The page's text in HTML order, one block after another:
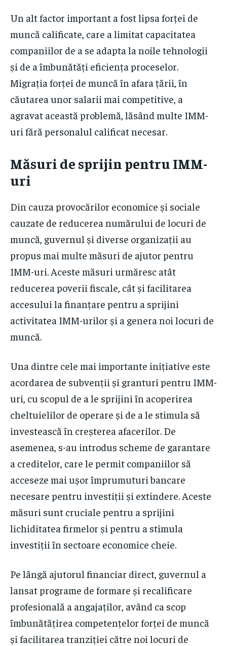
Un alt factor important a fost lipsa forței de
muncă calificate, care a limitat capacitatea
companiilor de a se adapta la noile tehnologii
și de a îmbunătăți eficiența proceselor.
Migrația forței de muncă în afara țării, în
căutarea unor salarii mai competitive, a
agravat această problemă, lăsând multe IMM-
uri fără personalul calificat necesar.
Măsuri de sprijin pentru IMM-
uri
Din cauza provocărilor economice și sociale
cauzate de reducerea numărului de locuri de
muncă, guvernul și diverse organizații au
propus mai multe măsuri de ajutor pentru
IMM-uri. Aceste măsuri urmăresc atât
reducerea poverii fiscale, cât și facilitarea
accesului la finanțare pentru a sprijini
activitatea IMM-urilor și a genera noi locuri de
muncă.
Una dintre cele mai importante inițiative este
acordarea de subvenții și granturi pentru IMM-
uri, cu scopul de a le sprijini în acoperirea
cheltuielilor de operare și de a le stimula să
investească în creșterea afacerilor. De
asemenea, s-au introdus scheme de garantare
a creditelor, care le permit companiilor să
acceseze mai ușor împrumuturi bancare
necesare pentru investiții și extindere. Aceste
măsuri sunt cruciale pentru a sprijini
lichiditatea firmelor și pentru a stimula
investiții în sectoare economice cheie.
Pe lângă ajutorul financiar direct, guvernul a
lansat programe de formare și recalificare
profesională a angajaților, având ca scop
îmbunătățirea competențelor forței de muncă
și facilitarea tranziției către noi locuri de